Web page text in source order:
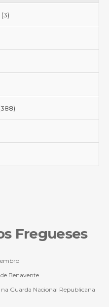
(3)
Fregueses
Benavente
Guarda Nacional Republicana